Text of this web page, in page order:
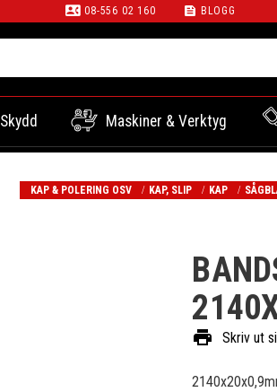
contact_phone 08-556 02 160 feed BLOGG
Skydd Maskiner & Verktyg
KAP & POLERING OSV KAP, SLIP KAP
print Skriv ut